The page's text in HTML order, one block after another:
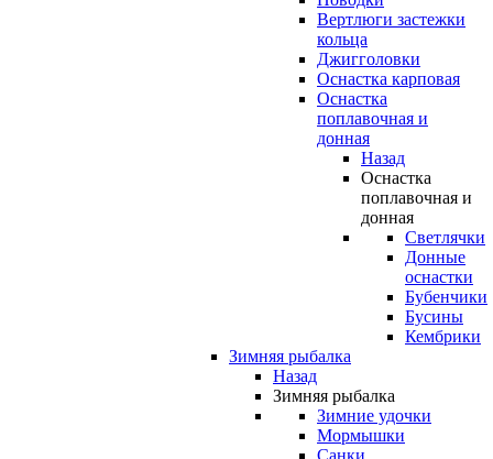
Вертлюги застежки
кольца
Джигголовки
Оснастка карповая
Оснастка
поплавочная и
донная
Назад
Оснастка
поплавочная и
донная
Светлячки
Донные
оснастки
Бубенчики
Бусины
Кембрики
Зимняя рыбалка
Назад
Зимняя рыбалка
Зимние удочки
Мормышки
Санки